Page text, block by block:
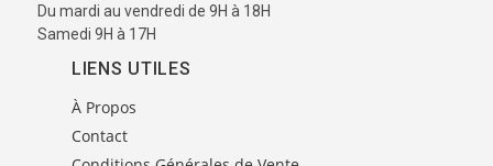
Du mardi au vendredi de 9H à 18H
Samedi 9H à 17H
LIENS UTILES
À Propos
Contact